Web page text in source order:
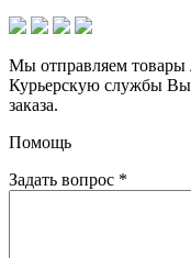
Мы отправляем
Курьерскую службы
заказа.
Помощь
Задать вопрос *